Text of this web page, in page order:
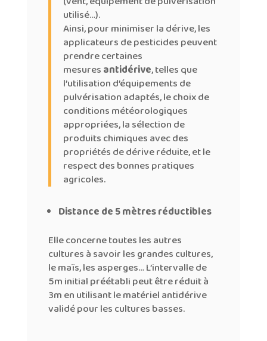
utilisé…).
Ainsi, pour minimiser la dérive, les
applicateurs de pesticides peuvent
prendre certaines
mesuresantidérive, telles que
l’utilisation d’équipements de
pulvérisation adaptés, le choix de
conditions météorologiques
appropriées, la sélection de
produits chimiques avec des
propriétés de dérive réduite, et le
respect des bonnes pratiques
agricoles.
Distance de 5 mètres réductibles
Elle concerne toutes les autres
cultures à savoir les grandes cultures,
le maïs, les asperges… L’intervalle de
5m initial préétabli peut être réduit à
3m en utilisant le matériel antidérive
validé pour les cultures basses.